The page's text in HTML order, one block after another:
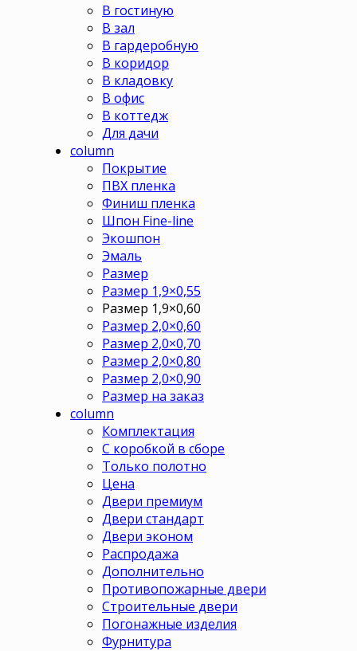
В гостиную
В зал
В гардеробную
В коридор
В кладовку
В офис
В коттедж
Для дачи
column
Покрытие
ПВХ пленка
Финиш пленка
Шпон Fine-line
Экошпон
Эмаль
Размер
Размер 1,9×0,55
Размер 1,9×0,60
Размер 2,0×0,60
Размер 2,0×0,70
Размер 2,0×0,80
Размер 2,0×0,90
Размер на заказ
column
Комплектация
С коробкой в сборе
Только полотно
Цена
Двери премиум
Двери стандарт
Двери эконом
Распродажа
Дополнительно
Противопожарные двери
Строительные двери
Погонажные изделия
Фурнитура